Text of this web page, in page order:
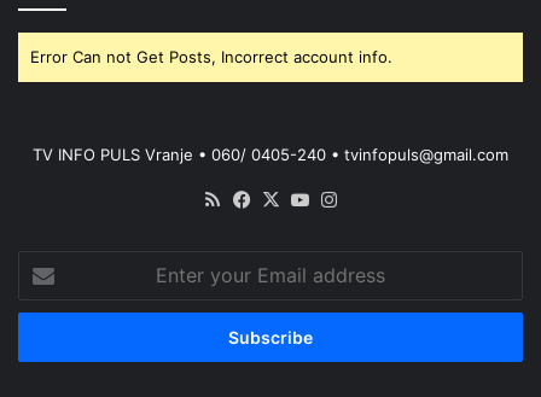
Error Can not Get Posts, Incorrect account info.
TV INFO PULS Vranje • 060/ 0405-240 • tvinfopuls@gmail.com
RSS Facebook
X YouTube
your
Email